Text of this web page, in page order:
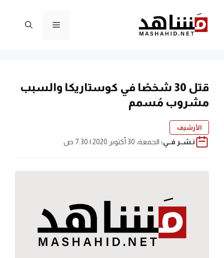
المحتوى
القائمة
قتل 30 شخصًا في كوستاريكا والسبب
مشروب مُسمم
الأرشيف
نـشــر فــي: الجمعة، 30 أكتوبر 2020 | 7:30 ص